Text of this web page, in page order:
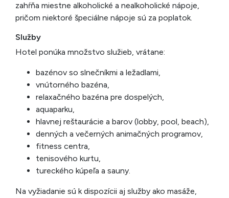
zahŕňa miestne alkoholické a nealkoholické nápoje,
pričom niektoré špeciálne nápoje sú za poplatok.
Služby
Hotel ponúka množstvo služieb, vrátane:
bazénov so slnečníkmi a ležadlami,
vnútorného bazéna,
relaxačného bazéna pre dospelých,
aquaparku,
hlavnej reštaurácie a barov (lobby, pool, beach),
denných a večerných animačných programov,
fitness centra,
tenisového kurtu,
tureckého kúpeľa a sauny.
Na vyžiadanie sú k dispozícii aj služby ako masáže,